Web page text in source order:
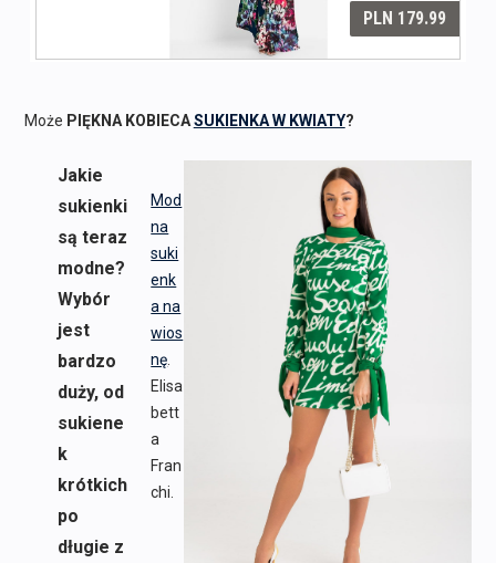
Może PIĘKNA KOBIECASUKIENKA W KWIATY?
Mod
na
suki
enk
a na
wios
nę.
Elisa
bett
a
Fran
chi.
Jakie
sukienki
są teraz
modne?
Wybór
jest
bardzo
duży, od
sukiene
k
krótkich
po
długie z